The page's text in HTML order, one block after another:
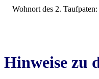
Wohnort des 2. Taufpaten:
Hinweise zu